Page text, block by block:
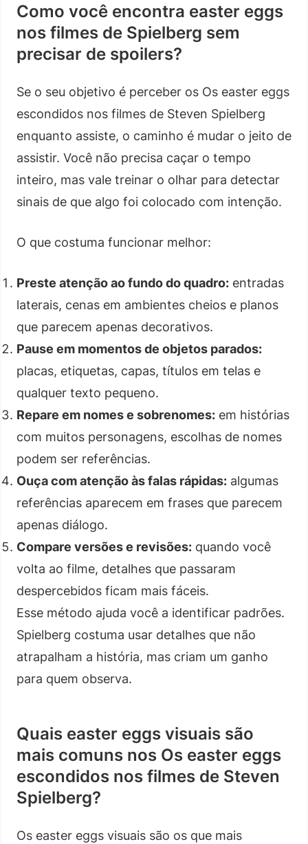
Como você encontra easter eggs
nos filmes de Spielberg sem
precisar de spoilers?
Se o seu objetivo é perceber os Os easter eggs
escondidos nos filmes de Steven Spielberg
enquanto assiste, o caminho é mudar o jeito de
assistir. Você não precisa caçar o tempo
inteiro, mas vale treinar o olhar para detectar
sinais de que algo foi colocado com intenção.
O que costuma funcionar melhor:
Preste atenção ao fundo do quadro: entradas
laterais, cenas em ambientes cheios e planos
que parecem apenas decorativos.
Pause em momentos de objetos parados:
placas, etiquetas, capas, títulos em telas e
qualquer texto pequeno.
Repare em nomes e sobrenomes: em histórias
com muitos personagens, escolhas de nomes
podem ser referências.
Ouça com atenção às falas rápidas: algumas
referências aparecem em frases que parecem
apenas diálogo.
Compare versões e revisões: quando você
volta ao filme, detalhes que passaram
despercebidos ficam mais fáceis.
Esse método ajuda você a identificar padrões.
Spielberg costuma usar detalhes que não
atrapalham a história, mas criam um ganho
para quem observa.
Quais easter eggs visuais são
mais comuns nos Os easter eggs
escondidos nos filmes de Steven
Spielberg?
Os easter eggs visuais são os que mais